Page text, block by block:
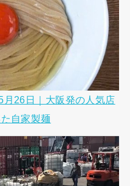
月26日｜大阪発の人気店
自家製麺